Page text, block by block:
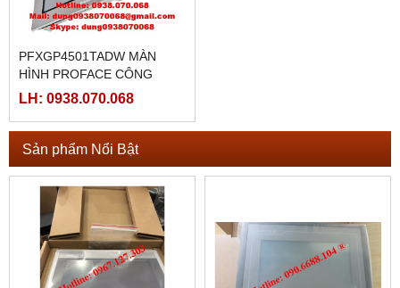
PFXGP4501TADW MÀN
HÌNH PROFACE CÔNG
NGHIỆP
LH: 0938.070.068
Sản phẩm Nổi Bật